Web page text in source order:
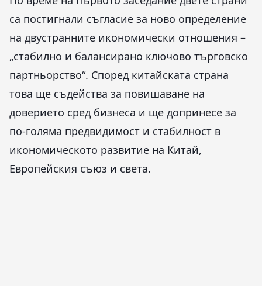
са постигнали съгласие за ново определение
на двустранните икономически отношения –
„стабилно и балансирано ключово търговско
партньорство“. Според китайската страна
това ще съдейства за повишаване на
доверието сред бизнеса и ще допринесе за
по-голяма предвидимост и стабилност в
икономическото развитие на Китай,
Европейския съюз и света.